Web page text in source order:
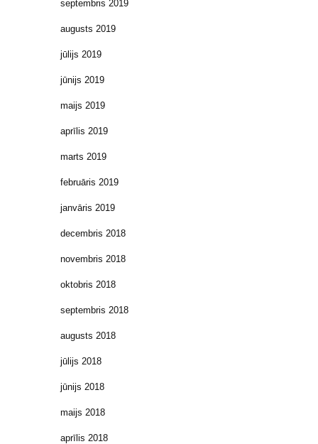
septembris 2019
augusts 2019
jūlijs 2019
jūnijs 2019
maijs 2019
aprīlis 2019
marts 2019
februāris 2019
janvāris 2019
decembris 2018
novembris 2018
oktobris 2018
septembris 2018
augusts 2018
jūlijs 2018
jūnijs 2018
maijs 2018
aprīlis 2018